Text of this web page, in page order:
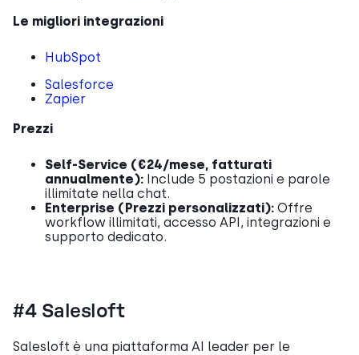
Le migliori integrazioni
HubSpot
Salesforce
Zapier
Prezzi
Self-Service (€24/mese, fatturati
annualmente): Include 5 postazioni e parole
illimitate nella chat.
Enterprise (Prezzi personalizzati): Offre
workflow illimitati, accesso API, integrazioni e
supporto dedicato.
#4 Salesloft
Salesloft è una piattaforma AI leader per le